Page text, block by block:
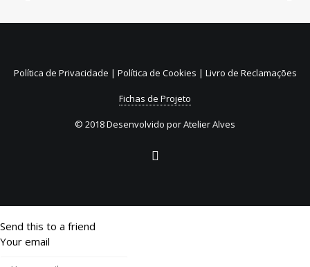
31 de Julho, 2026
Reembolso de embalagens de
bebidas não reutilizáveis (SDR)
Política de Privacidade | Política de Cookies | Livro de Reclamações
Fichas de Projeto
© 2018 Desenvolvido porAtelier Alves
Send this to a friend
Your email